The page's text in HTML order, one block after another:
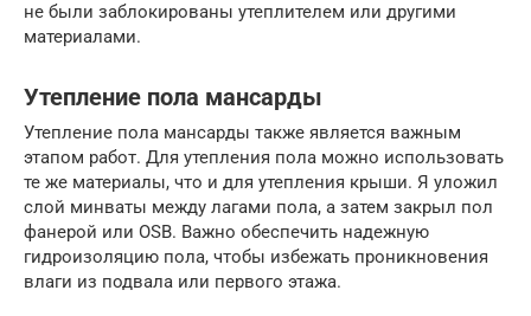
не были заблокированы утеплителем или другими
материалами.
Утепление пола мансарды
Утепление пола мансарды также является важным
этапом работ. Для утепления пола можно использовать
те же материалы, что и для утепления крыши. Я уложил
слой минваты между лагами пола, а затем закрыл пол
фанерой или OSB. Важно обеспечить надежную
гидроизоляцию пола, чтобы избежать проникновения
влаги из подвала или первого этажа.